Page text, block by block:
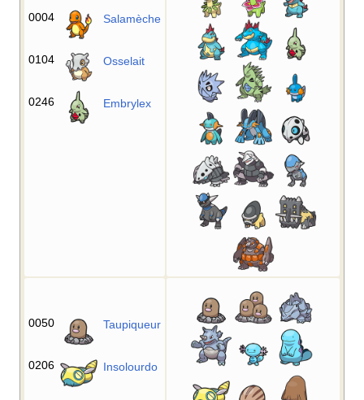
0004 Salamèche
0104 Osselait
0246 Embrylex
0050 Taupiqueur
0206 Insolourdo